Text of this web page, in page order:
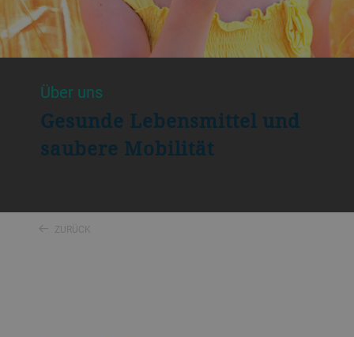
Über uns
Gesunde Lebensmittel und
saubere Mobilität
ZURÜCK